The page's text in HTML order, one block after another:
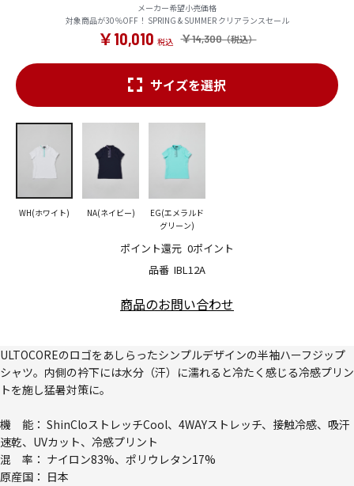
メーカー希望小売価格
対象商品が30％OFF！ SPRING & SUMMER クリアランスセール
￥14,300
￥10,010
品番 IBL12A
ポイント還元 0ポイント
サイズを選択
WH(ホワイト) NA(ネイビー)
EG(エメラルド
グリーン)
商品のお問い合わせ
ULTOCOREのロゴをあしらったシンプルデザインの半袖ハーフジップ
シャツ。内側の衿下には水分（汗）に濡れると冷たく感じる冷感プリン
トを施し猛暑対策に。
機 能： ShinCloストレッチCool、4WAYストレッチ、接触冷感、吸汗
速乾、UVカット、冷感プリント
混 率： ナイロン83%、ポリウレタン17%
原産国： 日本